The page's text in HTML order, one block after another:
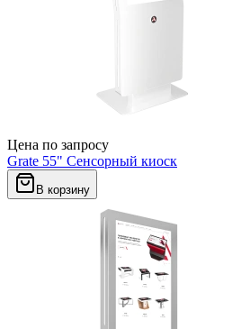
Цена по запросу
Grate 55" Сенсорный киоск
В корзину